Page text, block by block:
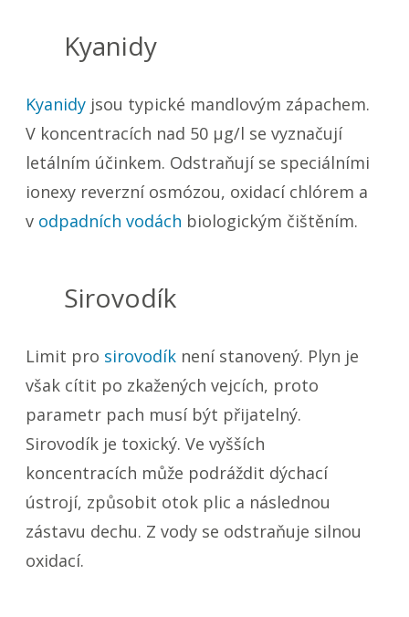
Kyanidy
Kyanidy jsou typické mandlovým zápachem.
V koncentracích nad 50 µg/l se vyznačují
letálním účinkem. Odstraňují se speciálními
ionexy reverzní osmózou, oxidací chlórem a
v odpadních vodách biologickým čištěním.
Sirovodík
Limit pro sirovodík není stanovený. Plyn je
však cítit po zkažených vejcích, proto
parametr pach musí být přijatelný.
Sirovodík je toxický. Ve vyšších
koncentracích může podráždit dýchací
ústrojí, způsobit otok plic a následnou
zástavu dechu. Z vody se odstraňuje silnou
oxidací.